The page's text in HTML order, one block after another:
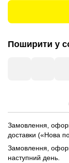
Поширити у
Замовлення,
доставки («Нова
Замовлення,
наступний день.